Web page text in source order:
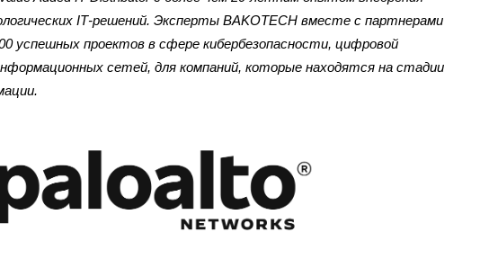
ІТ-решений. Эксперты BAKOTECH вместе с партнерами
успешных проектов в сфере кибербезопасности, цифровой
сетей, для компаний, которые находятся на стадии